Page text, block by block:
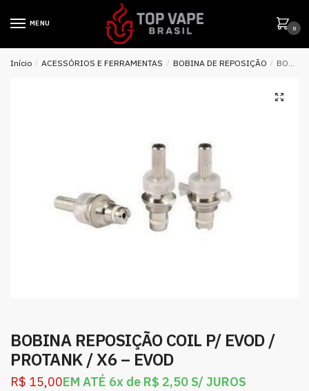
MENU
0
Início / ACESSÓRIOS E FERRAMENTAS / BOBINA DE REPOSIÇÃO / BOBINA REPOSIÇÃO COIL P/ EVOD / PROTANK / X6 – EVOD
BOBINA REPOSIÇÃO COIL P/ EVOD /
PROTANK / X6 – EVOD
R$ 15,00EM ATÉ 6x de R$ 2,50 S/ JUROS